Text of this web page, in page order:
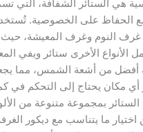
هي الستائر الشفافة، التي
الحفاظ على الخصوصية. تُستخدم
النوم وغرف المعيشة، حيث
الأخرى ستائر ويفي
من أشعة الشمس، مما يجعلها
مكان يحتاج إلى التحكم في
بمجموعة متنوعة من
ما يتناسب مع ديكور الغرفة.